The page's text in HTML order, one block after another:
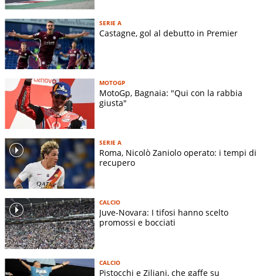
SERIE A
Castagne, gol al debutto in Premier
MOTOGP
MotoGp, Bagnaia: "Qui con la rabbia
giusta"
SERIE A
Roma, Nicolò Zaniolo operato: i tempi di
recupero
CALCIO
Juve-Novara: I tifosi hanno scelto
promossi e bocciati
CALCIO
Pistocchi e Ziliani, che gaffe su